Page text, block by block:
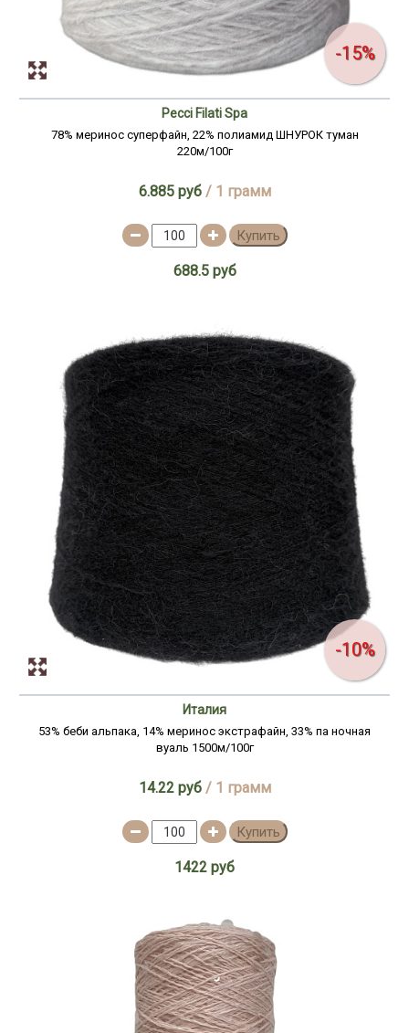
-15%
Pecci Filati Spa
78% меринос суперфайн, 22% полиамид ШНУРОК туман
220м/100г
6.885 руб/ 1 грамм
Купить
688.5 руб
-10%
Италия
53% беби альпака, 14% меринос экстрафайн, 33% па ночная
вуаль 1500м/100г
14.22 руб/ 1 грамм
Купить
1422 руб